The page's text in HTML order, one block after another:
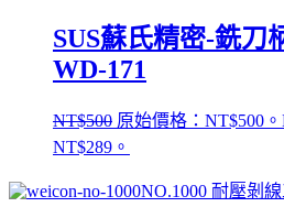
SUS蘇氏精密-銑刀
WD-171
NT$500 原始價格：NT$500。
NT$289。
NO.1000 耐壓剝